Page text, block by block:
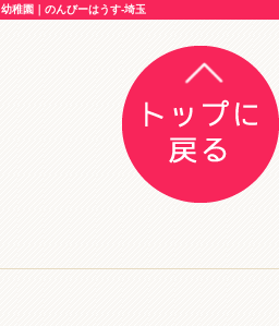
稚園｜のんびーはうす-埼玉